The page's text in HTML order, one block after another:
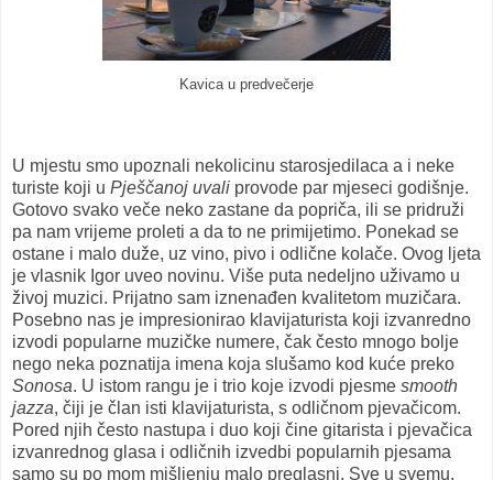
Kavica u predvečerje
U mjestu smo upoznali nekolicinu starosjedilaca a i neke
turiste koji u Pješčanoj uvali provode par mjeseci godišnje.
Gotovo svako veče neko zastane da popriča, ili se pridruži
pa nam vrijeme proleti a da to ne primijetimo. Ponekad se
ostane i malo duže, uz vino, pivo i odlične kolače. Ovog ljeta
je vlasnik Igor uveo novinu. Više puta nedeljno uživamo u
živoj muzici. Prijatno sam iznenađen kvalitetom muzičara.
Posebno nas je impresionirao klavijaturista koji izvanredno
izvodi popularne muzičke numere, čak često mnogo bolje
nego neka poznatija imena koja slušamo kod kuće preko
Sonosa. U istom rangu je i trio koje izvodi pjesme smooth
jazza, čiji je član isti klavijaturista, s odličnom pjevačicom.
Pored njih često nastupa i duo koji čine gitarista i pjevačica
izvanrednog glasa i odličnih izvedbi popularnih pjesama
samo su po mom mišljenju malo preglasni. Sve u svemu,